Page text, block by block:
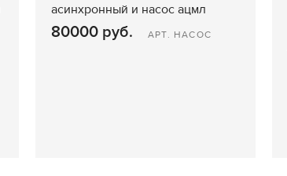
асинхронный и насос ацмл
80000 руб. АРТ. НАСОС